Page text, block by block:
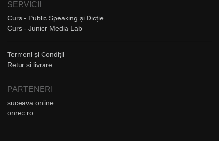
SERVICII
Curs - Public Speaking și Dicție
Curs - Junior Media Lab
Termeni și Condiții
Retur și livrare
PARTENERI
suceava.online
onrec.ro